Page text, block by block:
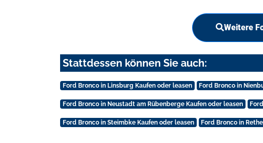
Weitere
Stattdessen können Sie auch:
Ford Bronco in Linsburg Kaufen oder leasen Ford Bronco in
Ford Bronco in Neustadt am Rübenberge Kaufen oder leasen
Ford Bronco in Steimbke Kaufen oder leasen Ford Bronco in